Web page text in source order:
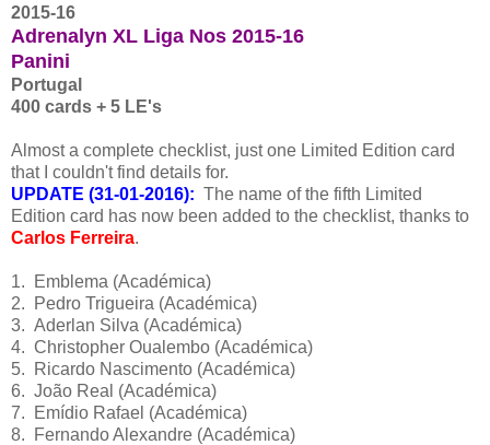
2015-16
Adrenalyn XL Liga Nos 2015-16
Panini
Portugal
400 cards + 5 LE's
Almost a complete checklist, just one Limited Edition card
that I couldn't find details for.
UPDATE (31-01-2016): The name of the fifth Limited
Edition card has now been added to the checklist, thanks to
Carlos Ferreira.
1. Emblema (Académica)
2. Pedro Trigueira (Académica)
3. Aderlan Silva (Académica)
4. Christopher Oualembo (Académica)
5. Ricardo Nascimento (Académica)
6. João Real (Académica)
7. Emídio Rafael (Académica)
8. Fernando Alexandre (Académica)